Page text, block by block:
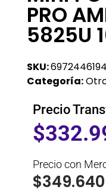
PRO
5825U
SKU:
Categoría:
Precio
$
Precio con
$349.640